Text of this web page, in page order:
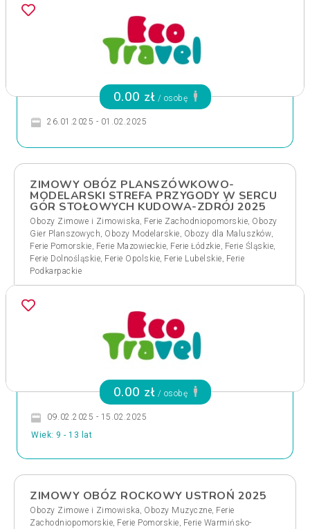
0.00 zł / osobę
26.01.2025 - 01.02.2025
ZIMOWY OBÓZ PLANSZÓWKOWO-
MODELARSKI STREFA PRZYGODY W SERCU
GÓR STOŁOWYCH KUDOWA-ZDRÓJ 2025
Obozy Zimowe i Zimowiska, Ferie Zachodniopomorskie, Obozy
Gier Planszowych, Obozy Modelarskie, Obozy dla Maluszków,
Ferie Pomorskie, Ferie Mazowieckie, Ferie Łódzkie, Ferie Śląskie,
Ferie Dolnośląskie, Ferie Opolskie, Ferie Lubelskie, Ferie
Podkarpackie
0.00 zł / osobę
09.02.2025 - 15.02.2025
Wiek: 9 - 13 lat
ZIMOWY OBÓZ ROCKOWY USTROŃ 2025
Obozy Zimowe i Zimowiska, Obozy Muzyczne, Ferie
Zachodniopomorskie, Ferie Pomorskie, Ferie Warmińsko-